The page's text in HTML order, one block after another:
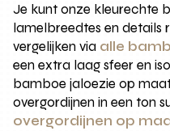
Je kunt onze kleurechte
lamelbreedtes en details
vergelijken via alle
een extra laag sfeer en
bamboe jaloezie op
overgordijnen in een ton
overgordijnen op